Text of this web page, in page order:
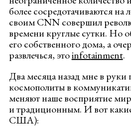
более сосредотачиваются
своим CNN совершил
времени круглые сутки. Но
его собственного дома, а
развлечься, этоinfotainment.
Два месяца назад мне в
космополиты в
меняют наше восприятие
и традиционным. И вот
США):